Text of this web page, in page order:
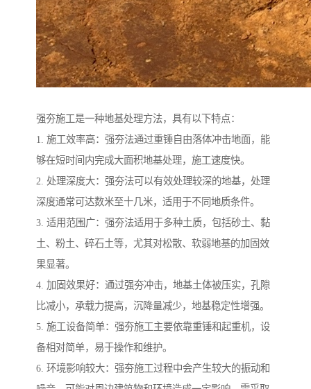
强夯施工是一种地基处理方法，具有以下特点：
1. 施工效率高：强夯法通过重锤自由落体冲击地面，能
够在短时间内完成大面积地基处理，施工速度快。
2. 处理深度大：强夯法可以有效处理较深的地基，处理
深度通常可达数米至十几米，适用于不同地质条件。
3. 适用范围广：强夯法适用于多种土质，包括砂土、黏
土、粉土、碎石土等，尤其对松散、软弱地基的加固效
果显著。
4. 加固效果好：通过强夯冲击，地基土体被压实，孔隙
比减小，承载力提高，沉降量减少，地基稳定性增强。
5. 施工设备简单：强夯施工主要依靠重锤和起重机，设
备相对简单，易于操作和维护。
6. 环境影响较大：强夯施工过程中会产生较大的振动和